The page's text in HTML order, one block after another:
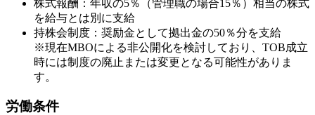
株式報酬：年収の5％（管理職の場合15％）相当の株式
を給与とは別に支給
持株会制度：奨励金として拠出金の50％分を支給
※現在MBOによる非公開化を検討しており、TOB成立
時には制度の廃止または変更となる可能性がありま
す。
労働条件